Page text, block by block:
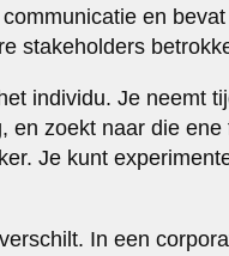
en
stakeholders
individu. Je neemt
en zoekt naar die
Je kunt
In een